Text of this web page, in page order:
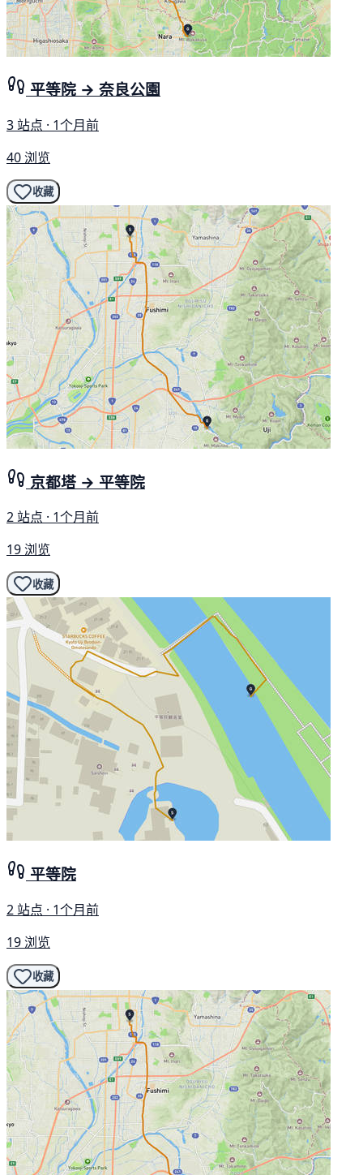
平等院 → 奈良公園
3 站点 · 1个月前
40 浏览
收藏
京都塔 → 平等院
2 站点 · 1个月前
19 浏览
收藏
平等院
2 站点 · 1个月前
19 浏览
收藏